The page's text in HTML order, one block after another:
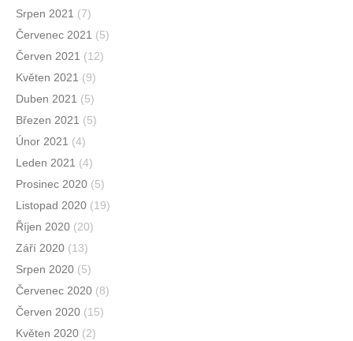
Srpen 2021 (7)
Červenec 2021 (5)
Červen 2021 (12)
Květen 2021 (9)
Duben 2021 (5)
Březen 2021 (5)
Únor 2021 (4)
Leden 2021 (4)
Prosinec 2020 (5)
Listopad 2020 (19)
Říjen 2020 (20)
Září 2020 (13)
Srpen 2020 (5)
Červenec 2020 (8)
Červen 2020 (15)
Květen 2020 (2)